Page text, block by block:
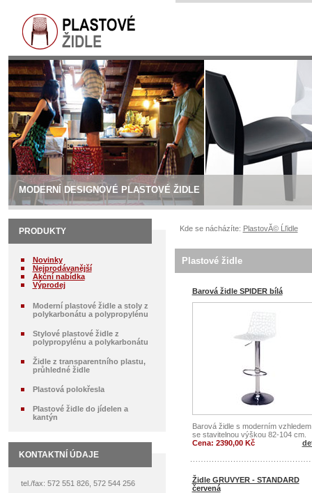
MODERNÍ DESIGNOVÉ PLASTOVÉ ŽIDLE
PRODUKTY
Novinky
Nejprodávanější
Akční nabídka
Výprodej
Moderní plastové židle a stoly z
polykarbonátu a polypropylénu
Stylové plastové židle z
polypropylénu a polykarbonátu
Židle z transparentního plastu,
průhledné židle
Plastová polokřesla
Plastové židle do jídelen a
kantýn
KONTAKTNÍ ÚDAJE
tel./fax: 572 551 826, 572 544 256
Kde se nácházíte: PlastovĂ© Ĺľidle
Plastové židle
Barová židle SPIDER bílá
Barová židle s moderním
se stavitelnou výškou 82-104 cm.
Cena: 2390,00 Kč
Židle GRUVYER - STANDARD
červená